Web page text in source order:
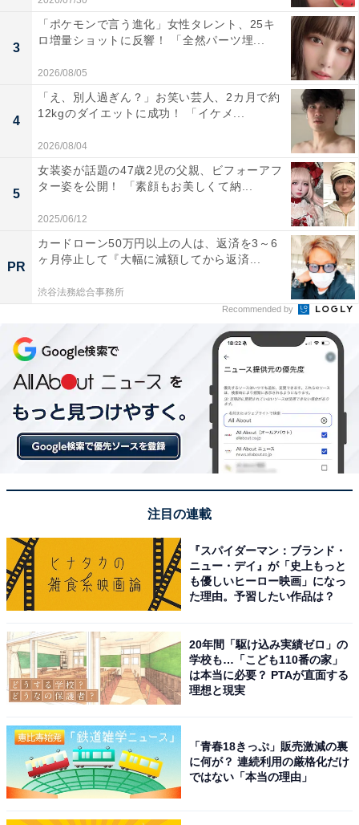
3
「ポケモンで言う進化」女性タレント、25キ
ロ増量ショットに反響！ 「全然パーツ埋...
2026/08/05
4
「え、別人過ぎん？」お笑い芸人、2カ月で約
12kgのダイエットに成功！ 「イケメ...
2026/08/04
5
女装姿が話題の47歳2児の父親、ビフォーアフ
ター姿を公開！ 「素顔もお美しくて納...
2025/06/12
PR
カードローン50万円以上の人は、返済を3～6
ヶ月停止して『大幅に減額してから返済...
渋谷法務総合事務所
Recommended by
注目の連載
『スパイダーマン：ブランド・
ニュー・デイ』が「史上もっと
も優しいヒーロー映画」になっ
た理由。予習したい作品は？
20年間「駆け込み実績ゼロ」の
学校も…「こども110番の家」
は本当に必要？ PTAが直面する
理想と現実
「青春18きっぷ」販売激減の裏
に何が？ 連続利用の厳格化だけ
ではない「本当の理由」